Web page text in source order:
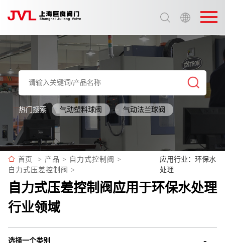
选择语言:
中文 / Chinese
英语 / English
热门搜索 气动塑料球阀 气动法兰球阀
首页 > 产品 > 自力式控制阀 >
自力式压差控制阀 >
应用行业：环保水
处理
自力式压差控制阀应用于环保水处理
行业领域
选择一个类别